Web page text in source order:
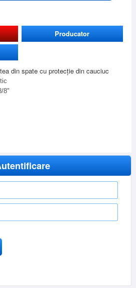
din spate cu protecție din cauciuc
8"
Producator